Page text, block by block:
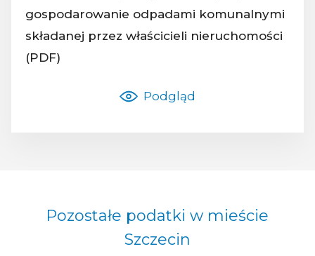
Nazwa dokumentu:
gospodarowanie odpadami komunalnymi
składanej przez właścicieli nieruchomości
(PDF)
Podgląd
Pozostałe podatki w mieście
Szczecin